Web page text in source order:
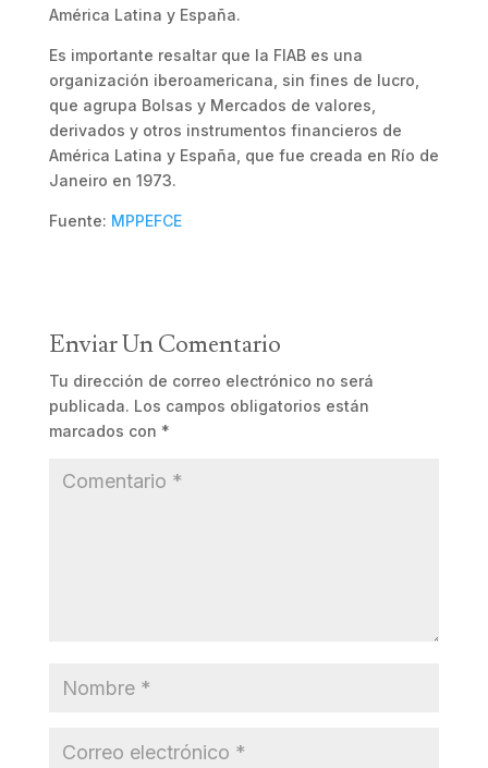
América Latina y España.
Es importante resaltar que la FIAB es una
organización iberoamericana, sin fines de lucro,
que agrupa Bolsas y Mercados de valores,
derivados y otros instrumentos financieros de
América Latina y España, que fue creada en Río de
Janeiro en 1973.
Fuente: MPPEFCE
Enviar Un Comentario
Tu dirección de correo electrónico no será
publicada. Los campos obligatorios están
marcados con *